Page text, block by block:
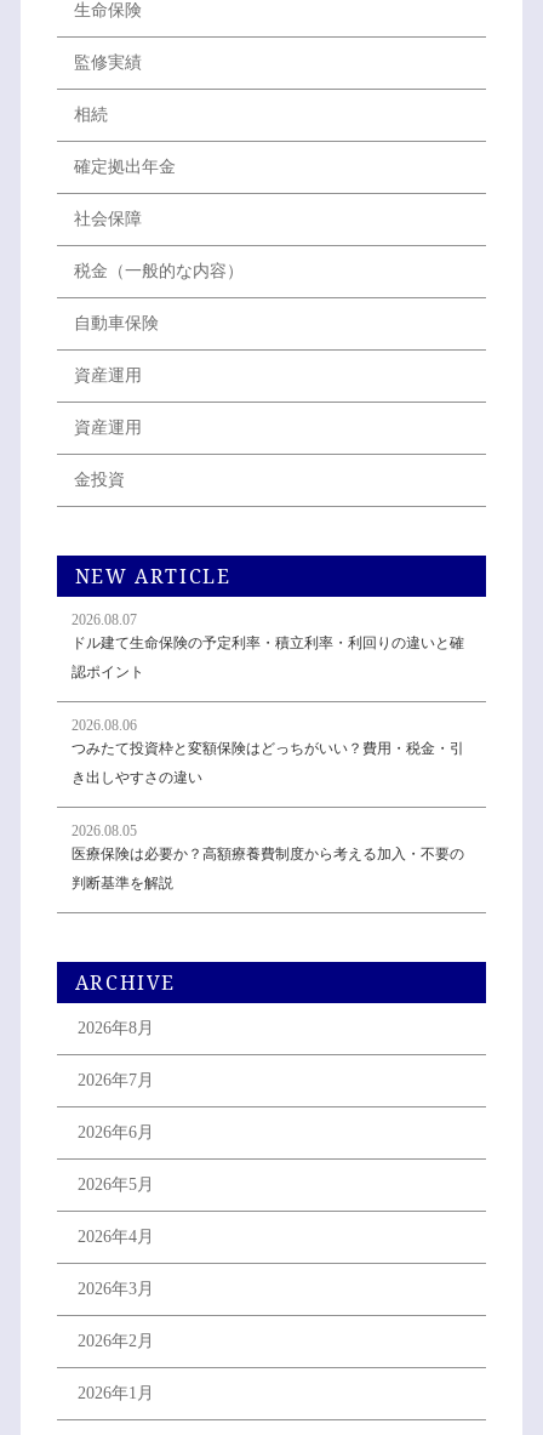
生命保険
監修実績
相続
確定拠出年金
社会保障
税金（一般的な内容）
自動車保険
資産運用
資産運用
金投資
NEW ARTICLE
2026.08.07
ドル建て生命保険の予定利率・積立利率・利回りの違いと確
認ポイント
2026.08.06
つみたて投資枠と変額保険はどっちがいい？費用・税金・引
き出しやすさの違い
2026.08.05
医療保険は必要か？高額療養費制度から考える加入・不要の
判断基準を解説
ARCHIVE
2026年8月
2026年7月
2026年6月
2026年5月
2026年4月
2026年3月
2026年2月
2026年1月